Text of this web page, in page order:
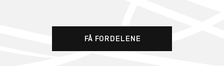
FÅ FORDELENE